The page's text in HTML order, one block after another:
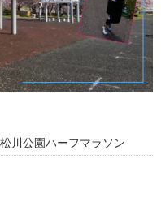
川公園ハーフマラソン